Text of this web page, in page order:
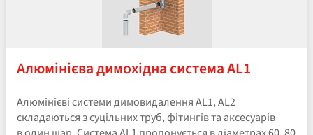
Алюмінієва димохідна система AL1
Алюмінієві системи димовидалення AL1, AL2
складаються з суцільних труб, фітингів та аксесуарів